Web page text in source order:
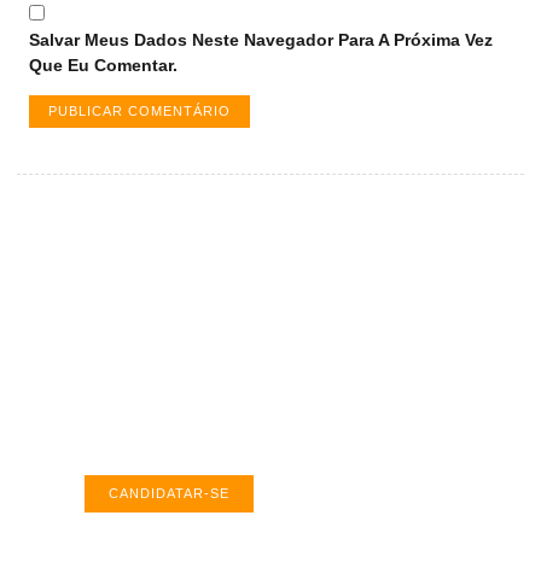
Salvar Meus Dados Neste Navegador Para A Próxima Vez
Que Eu Comentar.
CANDIDATAR-SE